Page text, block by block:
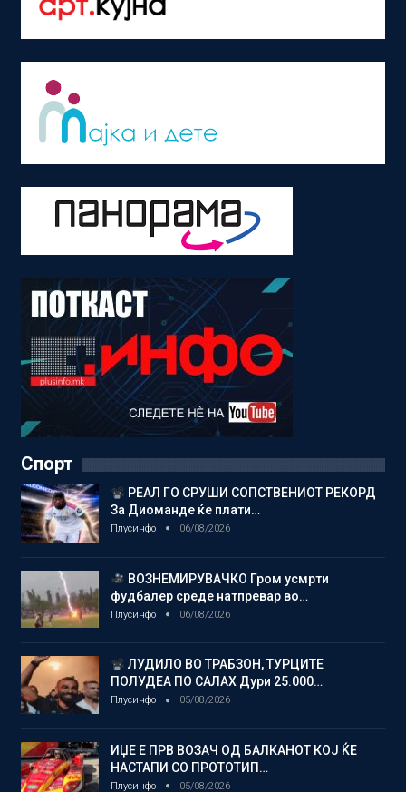
Спорт
РЕАЛ ГО СРУШИ СОПСТВЕНИОТ РЕКОРД
За Диоманде ќе плати…
Плусинфо 06/08/2026
ВОЗНЕМИРУВАЧКО Гром усмрти
фудбалер среде натпревар во…
Плусинфо 06/08/2026
ЛУДИЛО ВО ТРАБЗОН, ТУРЦИТЕ
ПОЛУДЕА ПО САЛАХ Дури 25.000…
Плусинфо 05/08/2026
ИЏЕ Е ПРВ ВОЗАЧ ОД БАЛКАНОТ КОЈ ЌЕ
НАСТАПИ СО ПРОТОТИП…
Плусинфо 05/08/2026